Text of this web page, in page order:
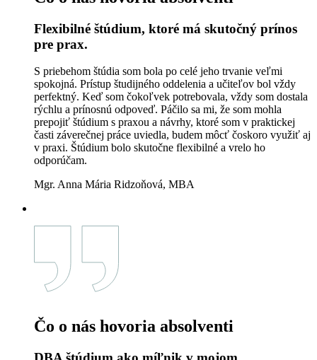
Čo o nás hovoria absolventi
Flexibilné štúdium, ktoré má skutočný prínos